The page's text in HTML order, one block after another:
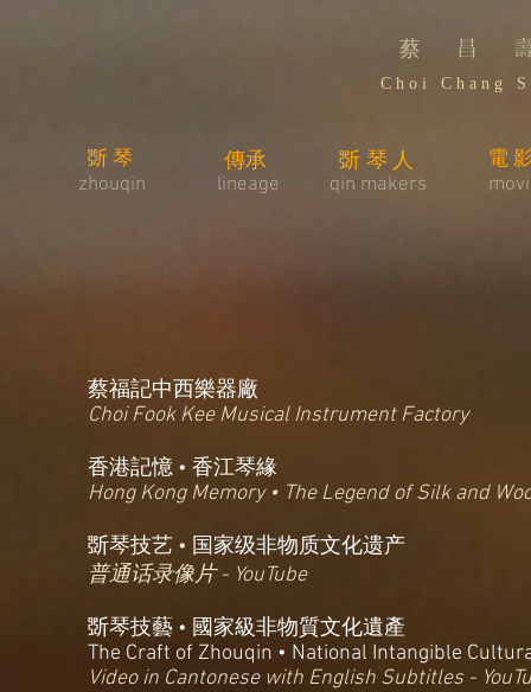
蔡 昌
C h o i C h a n g
斲琴 傳承 斲琴人
電
zhouqin
lineage ​qin makers
蔡福記中西樂器廠
Choi Fook Kee Musical Instrument Factory
香港記憶 • 香江琴緣
Hong Kong Memory • The Legend of Silk and
​斲琴技艺 • 国家级非物质文化遗产
普通话录像片- YouTube
斲琴技藝 • 國家級非物質文化遺產
The Craft of Zhouqin • National Intangible
Video in Cantonese with English Subtitles -